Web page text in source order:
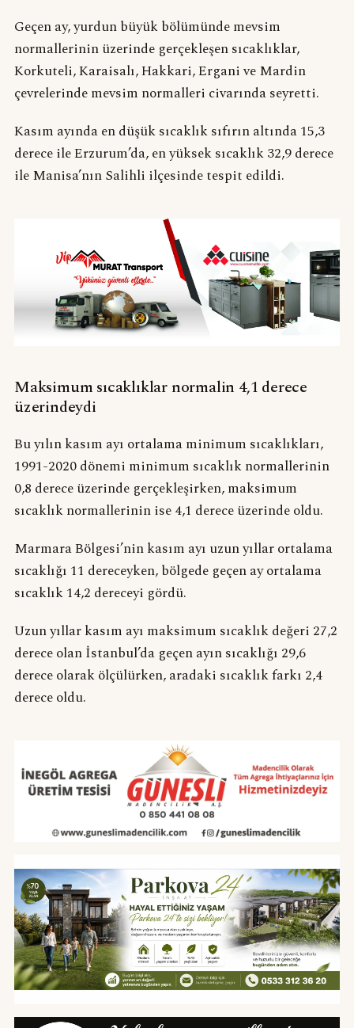
Geçen ay, yurdun büyük bölümünde mevsim
normallerinin üzerinde gerçekleşen sıcaklıklar,
Korkuteli, Karaisalı, Hakkari, Ergani ve Mardin
çevrelerinde mevsim normalleri civarında seyretti.
Kasım ayında en düşük sıcaklık sıfırın altında 15,3
derece ile Erzurum’da, en yüksek sıcaklık 32,9 derece
ile Manisa’nın Salihli ilçesinde tespit edildi.
Maksimum sıcaklıklar normalin 4,1 derece
üzerindeydi
Bu yılın kasım ayı ortalama minimum sıcaklıkları,
1991-2020 dönemi minimum sıcaklık normallerinin
0,8 derece üzerinde gerçekleşirken, maksimum
sıcaklık normallerinin ise 4,1 derece üzerinde oldu.
Marmara Bölgesi’nin kasım ayı uzun yıllar ortalama
sıcaklığı 11 dereceyken, bölgede geçen ay ortalama
sıcaklık 14,2 dereceyi gördü.
Uzun yıllar kasım ayı maksimum sıcaklık değeri 27,2
derece olan İstanbul’da geçen ayın sıcaklığı 29,6
derece olarak ölçülürken, aradaki sıcaklık farkı 2,4
derece oldu.